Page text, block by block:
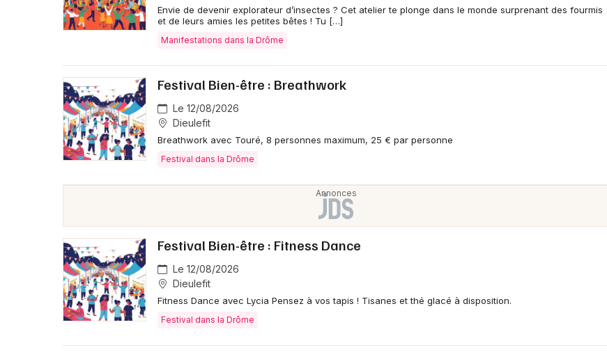
Je m'abonne
Envie de devenir explorateur d’insectes ? Cet atelier te plonge dans le monde surprenant des fourmis
et de leurs amies les petites bêtes ! Tu […]
Manifestations dans la Drôme
Festival Bien-être : Breathwork
Le 12/08/2026
Dieulefit
Breathwork avec Touré, 8 personnes maximum, 25 € par personne
Festival dans la Drôme
Festival Bien-être : Fitness Dance
Le 12/08/2026
Dieulefit
Fitness Dance avec Lycia Pensez à vos tapis ! Tisanes et thé glacé à disposition.
Festival dans la Drôme